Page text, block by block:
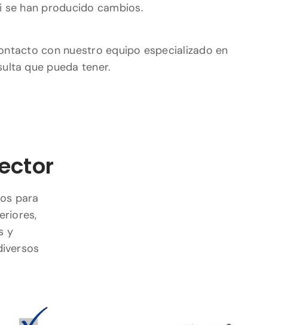
se han producido cambios.
con nuestro equipo especializado en
que pueda tener.
para
y